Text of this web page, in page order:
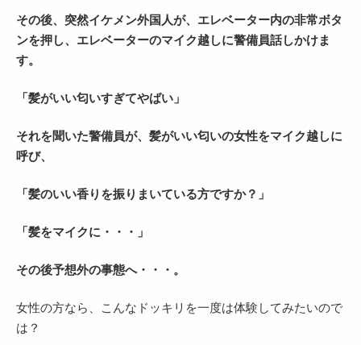
その後、突然イケメン外国人が、エレベーター内の非常ボタ
ンを押し、エレベーターのマイク越しに警備員話しかけま
す。
「髪がいい匂いすぎてやばい」
それを聞いた警備員が、髪がいい匂いの女性をマイク越しに
呼び、
「髪のいい香りを振りまいている方ですか？」
「髪をマイクに・・・」
その後予想外の事態へ・・・。
女性の方なら、こんなドッキリを一度は体験してみたいので
は？